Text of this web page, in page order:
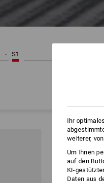
S1
Ihr
weiterer,
Um Ihnen
auf den
KI-
Daten aus